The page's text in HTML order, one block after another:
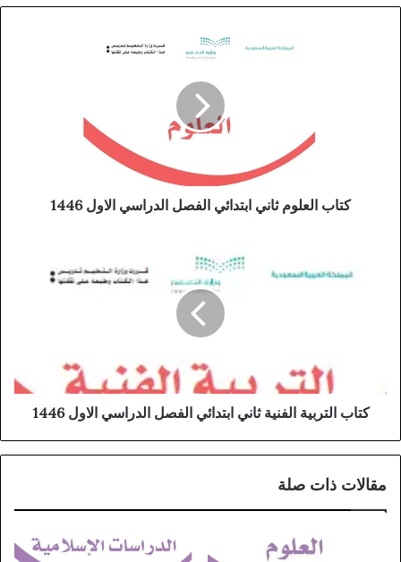
كتاب العلوم ثاني ابتدائي الفصل الدراسي الاول 1446
كتاب التربية الفنية ثاني ابتدائي الفصل الدراسي الاول 1446
مقالات ذات صلة